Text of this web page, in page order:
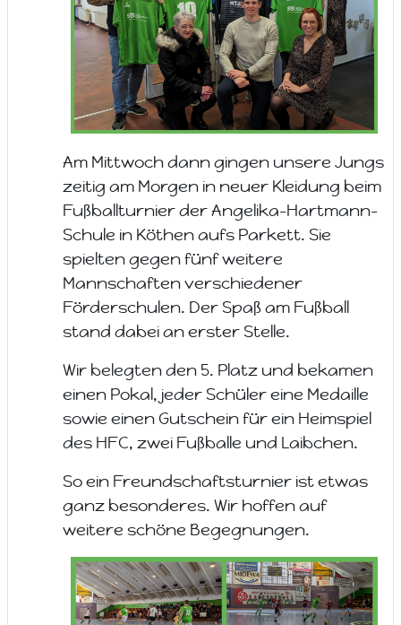
Am Mittwoch dann gingen unsere Jungs
zeitig am Morgen in neuer Kleidung beim
Fußballturnier der Angelika-Hartmann-
Schule in Köthen aufs Parkett. Sie
spielten gegen fünf weitere
Mannschaften verschiedener
Förderschulen. Der Spaß am Fußball
stand dabei an erster Stelle.
Wir belegten den 5. Platz und bekamen
einen Pokal, jeder Schüler eine Medaille
sowie einen Gutschein für ein Heimspiel
des HFC, zwei Fußballe und Laibchen.
So ein Freundschaftsturnier ist etwas
ganz besonderes. Wir hoffen auf
weitere schöne Begegnungen.